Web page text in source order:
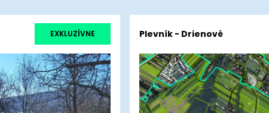
EXKLUZÍVNE Plevník - Drienové